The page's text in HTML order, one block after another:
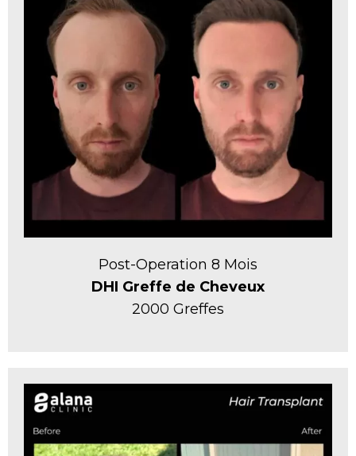
Post-Operation 8 Mois
DHI Greffe de Cheveux
2000 Greffes